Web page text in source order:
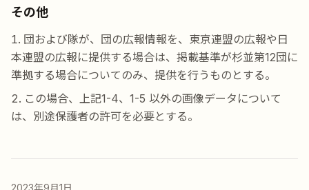
その他
団および隊が、団の広報情報を、東京連盟の広報や日
本連盟の広報に提供する場合は、掲載基準が杉並第12団に
準拠する場合についてのみ、提供を行うものとする。
この場合、上記1-4、1-5 以外の画像データについて
は、別途保護者の許可を必要とする。
2023年9月1日